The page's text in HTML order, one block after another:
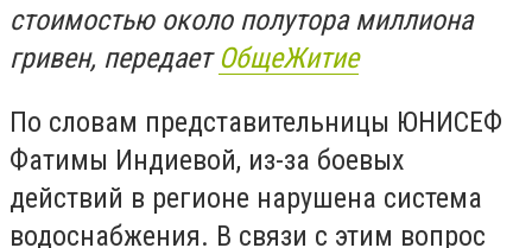
стоимостью около полутора миллиона
гривен, передаетОбщеЖитие
По словам представительницы ЮНИСЕФ
Фатимы Индиевой, из-за боевых
действий в регионе нарушена система
водоснабжения. В связи с этим вопрос